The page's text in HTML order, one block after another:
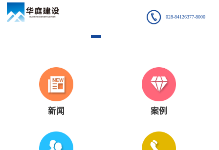
028-84126377-8000
新闻 案例